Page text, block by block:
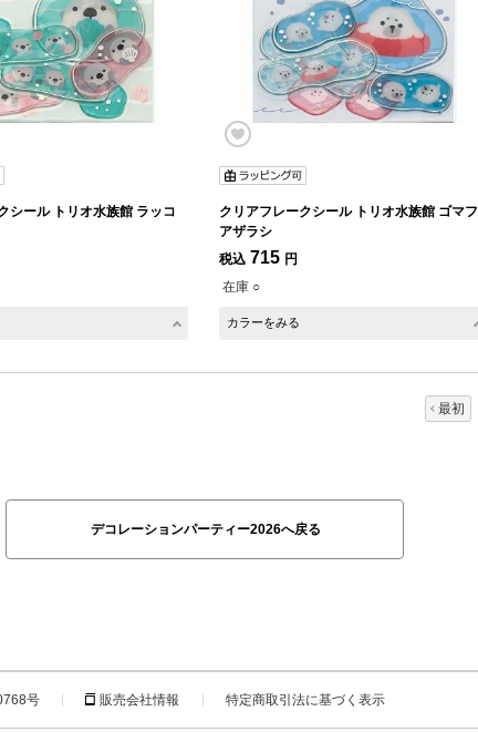
シール トリオ水族館 ラッコ
クリアフレークシール トリオ水族館 ゴマフ
アザラシ
税込 715 円
在庫 ○
カラーをみる
最初
デコレーションパーティー2026へ戻る
号 販売会社情報 特定商取引法に基づく表示